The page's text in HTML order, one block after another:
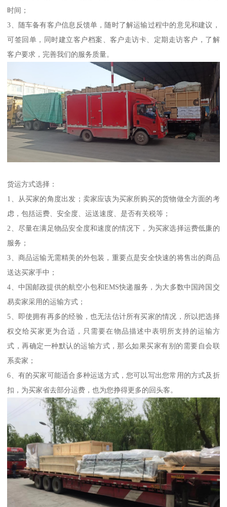
时间；
3、随车备有客户信息反馈单，随时了解运输过程中的意见和建议，
可签回单，同时建立客户档案、客户走访卡、定期走访客户，了解
客户要求，完善我们的服务质量。
货运方式选择：
1、从买家的角度出发；卖家应该为买家所购买的货物做全方面的考
虑，包括运费、安全度、运送速度、是否有关税等；
2、尽量在满足物品安全度和速度的情况下，为买家选择运费低廉的
服务；
3、商品运输无需精美的外包装，重要点是安全快速的将售出的商品
送达买家手中；
4、中国邮政提供的航空小包和EMS快递服务，为大多数中国跨国交
易卖家采用的运输方式；
5、即使拥有再多的经验，也无法估计所有买家的情况，所以把选择
权交给买家更为合适，只需要在物品描述中表明所支持的运输方
式，再确定一种默认的运输方式，那么如果买家有别的需要自会联
系卖家；
6、有的买家可能适合多种运送方式，您可以写出您常用的方式及折
扣，为买家省去部分运费，也为您挣得更多的回头客。